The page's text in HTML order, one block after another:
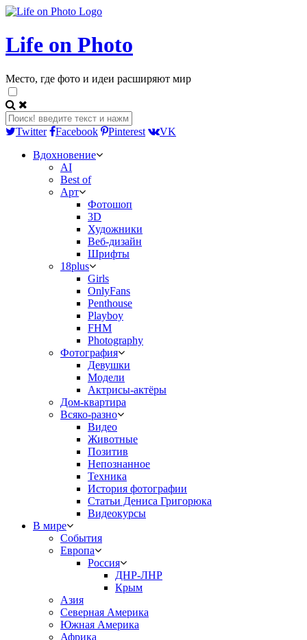
Life on Photo
Место, где фото и идеи расширяют мир
Twitter Facebook Pinterest
VK
Вдохновение
AI
Best of
Арт
Фотошоп
3D
Художники
Веб-дизайн
Шрифты
18plus
Girls
OnlyFans
Penthouse
Playboy
FHM
Photography
Фотография
Девушки
Модели
Актрисы-актёры
Дом-квартира
Всяко-разно
Видео
Животные
Позитив
Непознанное
Техника
История фотографии
Статьи Дениса Григорюка
Видеокурсы
В мире
События
Европа
Россия
ДНР-ЛНР
Крым
Азия
Северная Америка
Южная Америка
Африка